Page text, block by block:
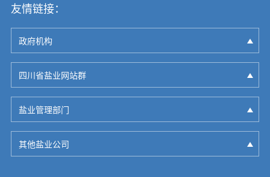
友情链接：
政府机构
四川省盐业网站群
盐业管理部门
其他盐业公司